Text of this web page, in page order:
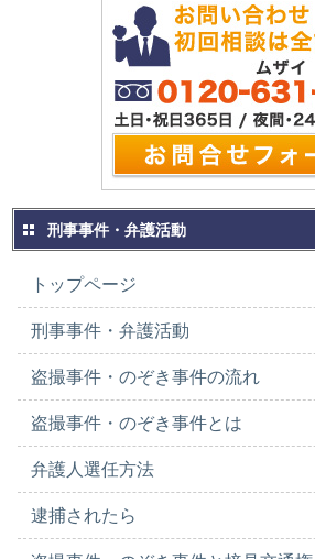
刑事事件・弁護活動
トップページ
刑事事件・弁護活動
盗撮事件・のぞき事件の流れ
盗撮事件・のぞき事件とは
弁護人選任方法
逮捕されたら